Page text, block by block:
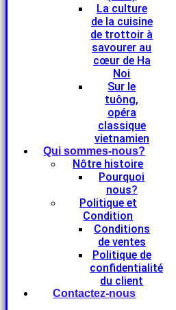
La culture
de la cuisine
de trottoir à
savourer au
cœur de Ha
Noi
Sur le
tuông,
opéra
classique
vietnamien
Qui sommes-nous?
Nôtre histoire
Pourquoi
nous?
Politique et
Condition
Conditions
de ventes
Politique de
confidentialité
du client
Contactez-nous